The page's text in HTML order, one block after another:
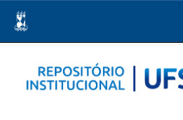
navigation